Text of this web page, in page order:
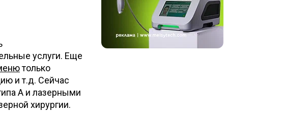
услуги. Еще
только
и т.д. Сейчас
А и лазерными
хирургии.